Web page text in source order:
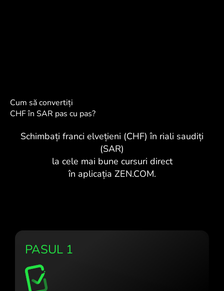
Cum să convertiți
CHF în SAR pas cu pas?
Schimbați franci elvețieni (CHF) în riali saudiți
(SAR)
la cele mai bune cursuri direct
în aplicația ZEN.COM.
PASUL 1